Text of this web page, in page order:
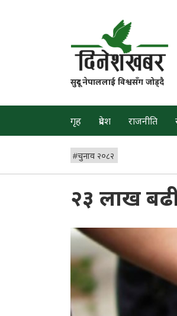
सुदूर नेपाललाई विश्वसँग जोड्दै
गृह प्रदेश राजनीति
#चुनाव २०८२
२३ लाख